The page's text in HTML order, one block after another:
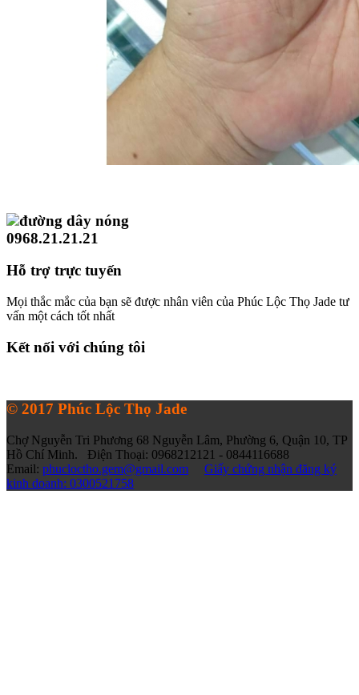
đường dây nóng
0968.21.21.21
Hỗ trợ trực tuyến
Mọi thắc mắc của bạn sẽ được nhân viên của Phúc Lộc Thọ Jade tư
vấn một cách tốt nhất
Kết nối với chúng tôi
© 2017 Phúc Lộc Thọ Jade
Chợ Nguyễn Tri Phương 68 Nguyễn Lâm, Phường 6, Quận 10, TP
Hồ Chí Minh. Điện Thoại: 0968212121 - 0844116688
Email: phucloctho.gem@gmail.com
Giấy chứng nhận đăng ký
kinh doanh: 0300521758